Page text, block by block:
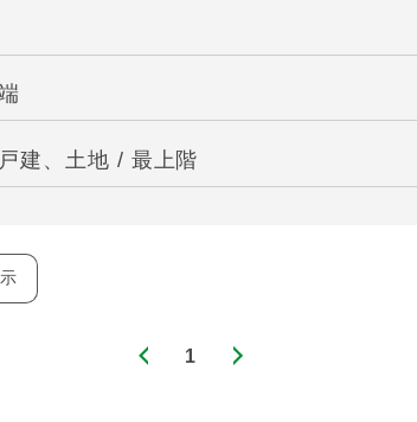
建、土地 / 最上階
1